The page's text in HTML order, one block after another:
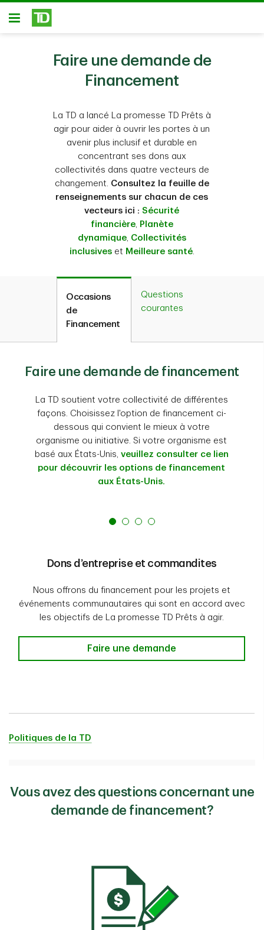
Passer au contenu principal
Ouvert
Faire une demande de
Financement
La TD a lancé La promesse TD Prêts à
agir pour aider à ouvrir les portes à un
avenir plus inclusif et durable en
concentrant ses dons aux
collectivités dans quatre vecteurs de
changement. Consultez la feuille de
renseignements sur chacun de ces
vecteurs ici :Sécurité
financière, Planète
dynamique, Collectivités
inclusiveset Meilleure santé.
Occasions
de
Financement
Questions
courantes
Faire une demande de financement
La TD soutient votre collectivité de différentes
façons. Choisissez l'option de financement ci-
dessous qui convient le mieux à votre
organisme ou initiative. Si votre organisme est
basé aux États-Unis, veuillez consulter ce lien
pour découvrir les options de financement
aux États-Unis.
Dons d’entreprise et commandites
Nous offrons du financement pour les projets et
événements communautaires qui sont en accord avec
les objectifs de La promesse TD Prêts à agir.
Faire une demande
Politiques de la TD
Vous avez des questions concernant une
demande de financement?